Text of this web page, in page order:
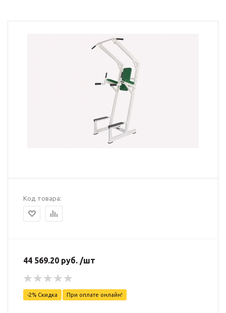
Код товара:
44 569.20 руб. /шт
-2% Скидка При оплате онлайн!